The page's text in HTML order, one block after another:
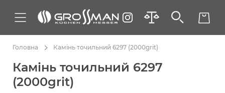
Головна Камінь точильний 6297 (2000grit)
Камінь точильний 6297
(2000grit)